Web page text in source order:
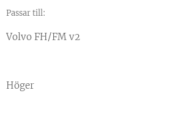
Passar till:
Volvo FH/FM v2
Höger